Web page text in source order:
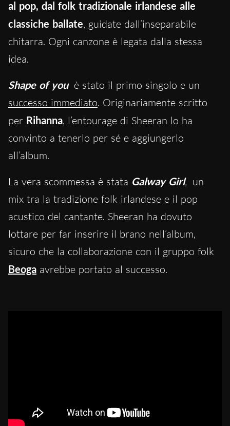
al pop, dal folk tradizionale irlandese alle
classiche ballate, guidate dall’inseparabile
chitarra. Ogni canzone è legata dalla stessa
idea.
Shape of you è stato il primo singolo e un
successo immediato. Originariamente scritto
per Rihanna, l’entourage di Sheeran lo ha
convinto a tenerlo per sé e aggiungerlo
all’album.
La vera scommessa è stata Galway Girl, un
mix tra la tradizione folk irlandese e il pop
acustico del cantante. Sheeran ha dovuto
lottare per far inserire il brano nell’album,
sicuro che la collaborazione con il gruppo folk
Beoga avrebbe portato al successo.